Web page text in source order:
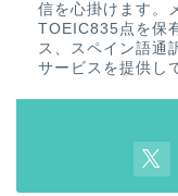
信を心掛けます。
TOEIC835点を保
ス、スペイン語通
サービスを提供し